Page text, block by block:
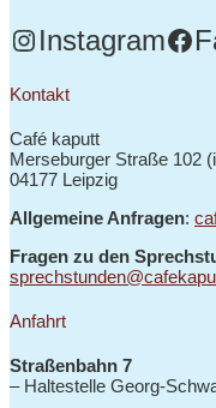
Instagram
Kontakt
Café kaputt
Merseburger Straße 102
04177 Leipzig
Allgemeine Anfragen:
Fragen zu den
Anfahrt
Straßenbahn 7
– Haltestelle Georg-